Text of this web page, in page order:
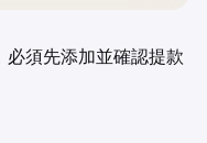
須先添加並確認提款